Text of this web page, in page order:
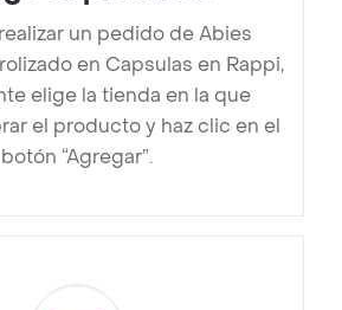
un pedido de Abies
en Capsulas en Rappi,
elige la tienda en la que
el producto y haz clic en el
botón “Agregar”.